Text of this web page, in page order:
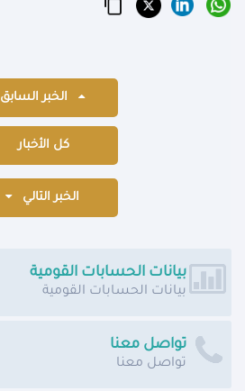
الخبر السابق
كل الأخبار
الخبر التالي
بيانات الحسابات القومية
بيانات الحسابات القومية
تواصل معنا
تواصل معنا